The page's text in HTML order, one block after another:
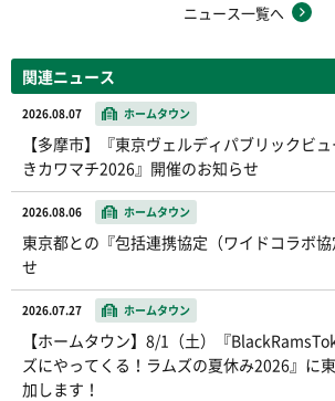
ニュース一覧へ
関連ニュース
2026.08.07 ホームタウン
【多摩市】『東京ヴェルディパブリックビ
きカワマチ2026』開催のお知らせ
2026.08.06 ホームタウン
東京都との『包括連携協定（ワイドコラボ
せ
2026.07.27 ホームタウン
【ホームタウン】8/1（土）『
ズにやってくる！ラムズの夏休み2026』に
加します！